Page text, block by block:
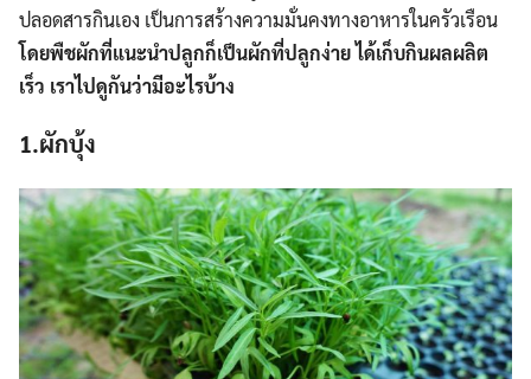
ปลอดสารกินเอง เป็นการสร้างความมั่นคงทางอาหารในครัวเรือน
โดยพืชผักที่แนะนำปลูกก็เป็นผักที่ปลูกง่าย ได้เก็บกินผลผลิต
เร็ว เราไปดูกันว่ามีอะไรบ้าง
1.ผักบุ้ง